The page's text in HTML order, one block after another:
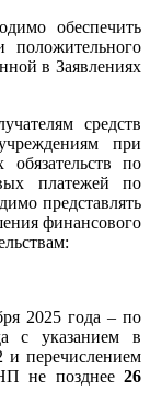
обеспечить
в Заявлениях
средств
при
по
платежей по
представлять
финансового
2025 года – по
с указанием в
и перечислением
не позднее 26